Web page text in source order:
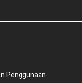
Penggunaan